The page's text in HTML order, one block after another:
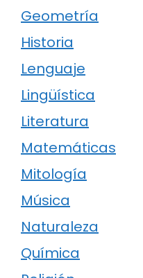
Geometría
Historia
Lenguaje
Lingüística
Literatura
Matemáticas
Mitología
Música
Naturaleza
Química